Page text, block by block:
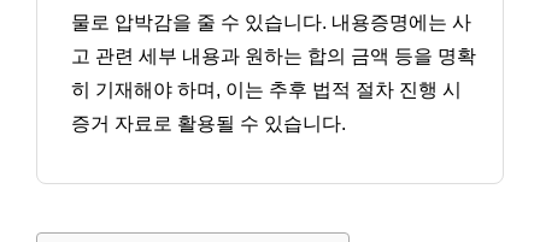
물로 압박감을 줄 수 있습니다. 내용증명에는 사
고 관련 세부 내용과 원하는 합의 금액 등을 명확
히 기재해야 하며, 이는 추후 법적 절차 진행 시
증거 자료로 활용될 수 있습니다.